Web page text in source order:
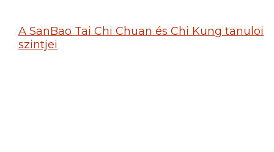
A SanBao Tai Chi Chuan és Chi Kung tanuloi
szintjei